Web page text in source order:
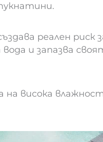
реален риск
и запазва
висока